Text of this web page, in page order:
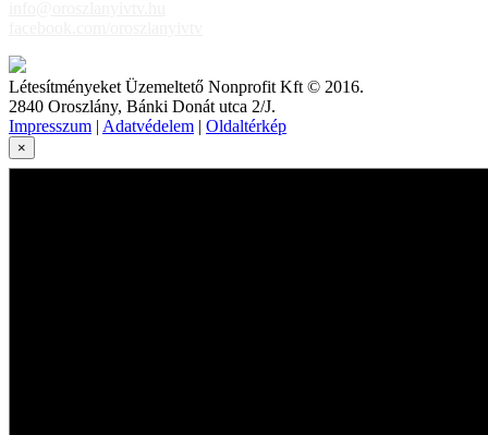
Létesítményeket Üzemeltető Nonprofit Kft © 2016.
2840 Oroszlány, Bánki Donát utca 2/J.
Impresszum | Adatvédelem | Oldaltérkép
×